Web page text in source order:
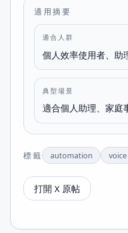
適用摘要
適合人群
個人效率使用者、助
典型場景
適合個人助理、家庭
標籤 automation voice
打開 X 原帖